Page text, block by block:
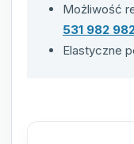
Możliwość
531 982
Elastyczne